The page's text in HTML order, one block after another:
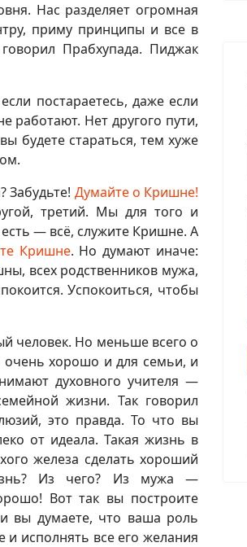
Нас разделяет огромная
приму принципы и все в
Прабхупада. Пиджак
постараетесь, даже если
работают. Нет другого пути,
будете стараться, тем хуже
Забудьте! Думайте о Кришне!
третий. Мы для того и
— всё, служите Кришне. А
Кришне. Но думают иначе:
всех родственников мужа,
Успокоиться, чтобы
человек. Но меньше всего о
хорошо и для семьи, и
духовного учителя —
жизни. Так говорил
это правда. То что вы
от идеала. Такая жизнь в
железа сделать хороший
Из чего? Из мужа —
Вот так вы построите
вы думаете, что ваша роль
и исполнять все его желания